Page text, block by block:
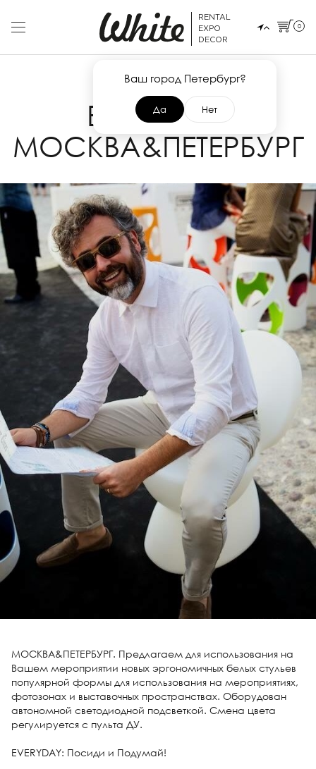
RENTAL
EXPO
DECOR
Ваш город Петербург?
Да Нет
0
29 ИЮНЯ 2016
EVERYDAY
МОСКВА&ПЕТЕРБУРГ
МОСКВА&ПЕТЕРБУРГ. Предлагаем для использования на
Вашем мероприятии новых эргономичных белых стульев
популярной формы для использования на мероприятиях,
фотозонах и выставочных пространствах. Оборудован
автономной светодиодной подсветкой. Смена цвета
регулируется с пульта ДУ.
EVERYDAY: Посиди и Подумай!